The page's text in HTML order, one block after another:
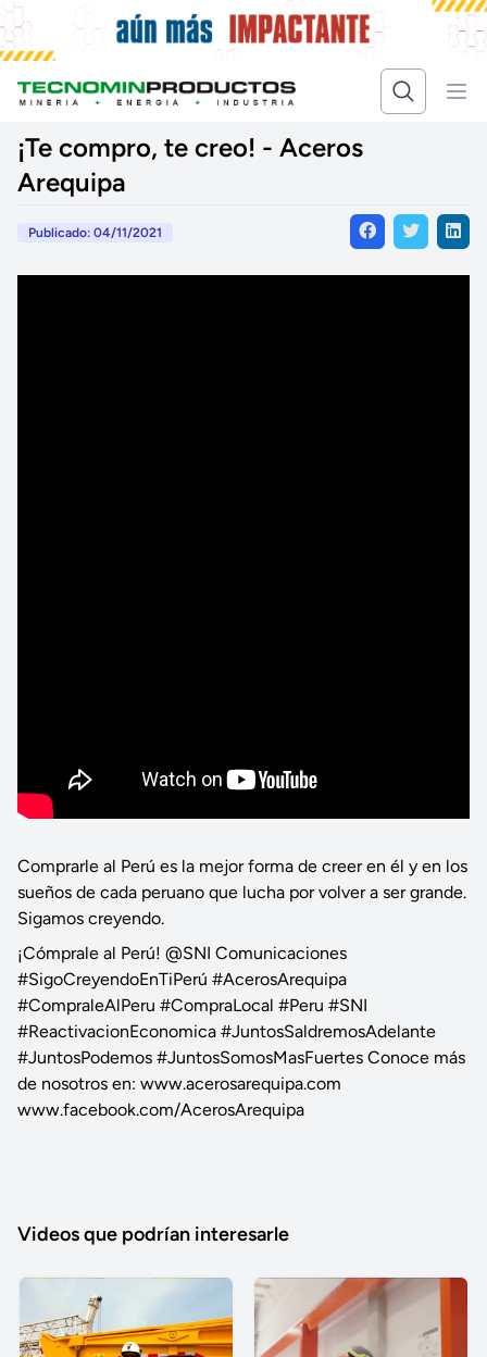
¡Te compro, te creo! - Aceros
Arequipa
Publicado: 04/11/2021
Comprarle al Perú es la mejor forma de creer en él y en los
sueños de cada peruano que lucha por volver a ser grande.
Sigamos creyendo.
¡Cómprale al Perú! @SNI Comunicaciones
#SigoCreyendoEnTiPerú #AcerosArequipa
#CompraleAlPeru #CompraLocal #Peru #SNI
#ReactivacionEconomica #JuntosSaldremosAdelante
#JuntosPodemos #JuntosSomosMasFuertes Conoce más
de nosotros en: www.acerosarequipa.com
www.facebook.com/AcerosArequipa
Videos que podrían interesarle